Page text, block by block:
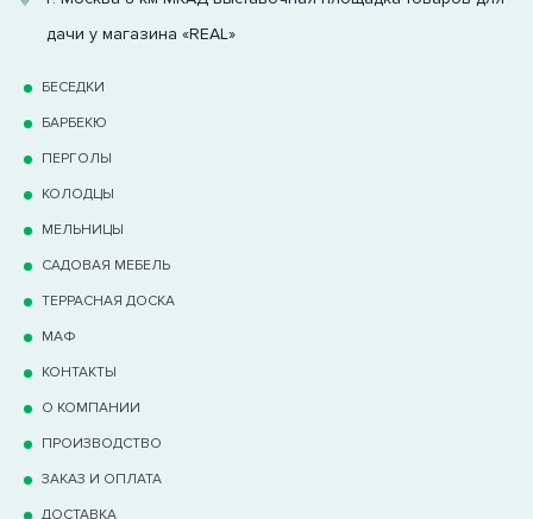
дачи у магазина «REAL»
БЕСЕДКИ
БАРБЕКЮ
ПЕРГОЛЫ
КОЛОДЦЫ
МЕЛЬНИЦЫ
САДОВАЯ МЕБЕЛЬ
ТЕРРАCНАЯ ДОСКА
МАФ
КОНТАКТЫ
О КОМПАНИИ
ПРОИЗВОДСТВО
ЗАКАЗ И ОПЛАТА
ДОСТАВКА